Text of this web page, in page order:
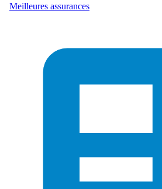
Meilleures assurances